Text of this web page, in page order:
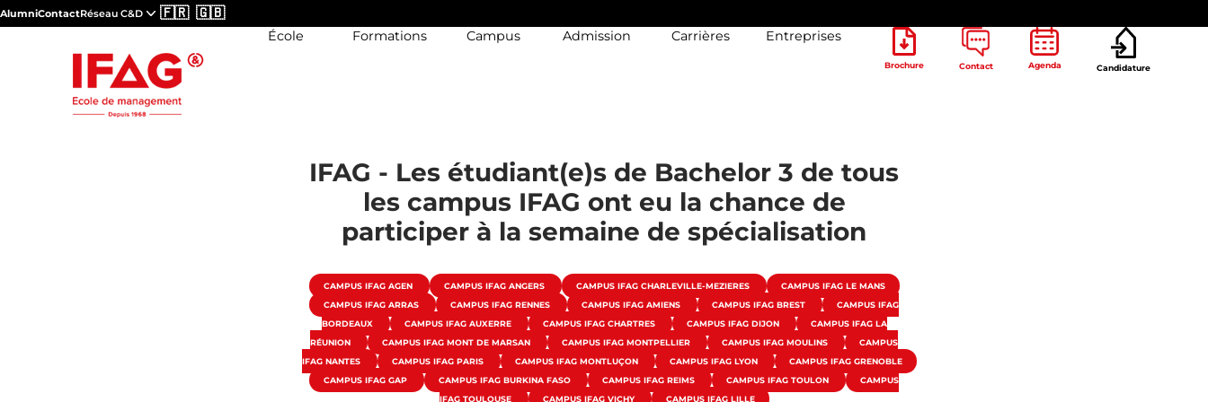
AlumniContactRéseau C&D 🇫🇷 🇬🇧
École Formations Campus Admission Carrières Entreprises
Brochure Contact Agenda Candidature
IFAG - Les étudiant(e)s de Bachelor 3 de tous
les campus IFAG ont eu la chance de
participer à la semaine de spécialisation
CAMPUS IFAG AGEN CAMPUS IFAG ANGERS CAMPUS IFAG CHARLEVILLE-MEZIERES
CAMPUS IFAG LE MANS
CAMPUS IFAG ARRAS
CAMPUS IFAG RENNES CAMPUS IFAG AMIENS CAMPUS IFAG BREST
CAMPUS IFAG
BORDEAUX
CAMPUS IFAG AUXERRE CAMPUS IFAG CHARTRES CAMPUS IFAG DIJON
CAMPUS IFAG LA
RÉUNION
CAMPUS IFAG MONT DE MARSAN CAMPUS IFAG MONTPELLIER CAMPUS IFAG MOULINS
CAMPUS
IFAG NANTES
CAMPUS IFAG PARIS CAMPUS IFAG MONTLUÇON CAMPUS IFAG LYON
CAMPUS IFAG GRENOBLE
CAMPUS IFAG GAP
CAMPUS IFAG BURKINA FASO CAMPUS IFAG REIMS CAMPUS IFAG TOULON
CAMPUS
IFAG TOULOUSE
CAMPUS IFAG VICHY CAMPUS IFAG LILLE